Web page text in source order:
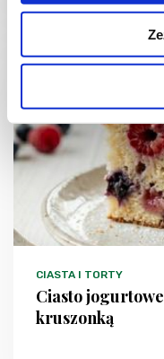
CIASTA I TORTY
Ciasto
kruszonką